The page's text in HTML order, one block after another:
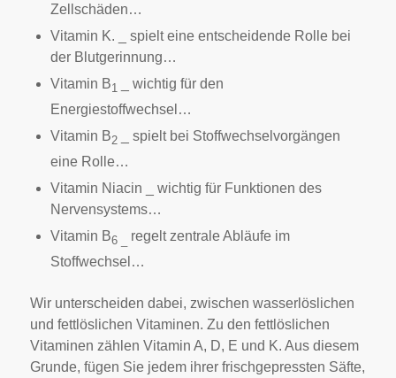
Zellschäden…
Vitamin K. _ spielt eine entscheidende Rolle bei
der Blutgerinnung…
Vitamin B1
_ wichtig für den
Energiestoffwechsel…
Vitamin B2_ spielt bei Stoffwechselvorgängen
eine Rolle…
Vitamin Niacin _ wichtig für Funktionen des
Nervensystems…
Vitamin B6 _ regelt zentrale Abläufe im
Stoffwechsel…
Wir unterscheiden dabei, zwischen wasserlöslichen
und fettlöslichen Vitaminen. Zu den fettlöslichen
Vitaminen zählen Vitamin A, D, E und K. Aus diesem
Grunde, fügen Sie jedem ihrer frischgepressten Säfte,